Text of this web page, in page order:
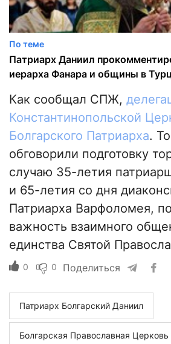
По теме
Патриарх Даниил
иерарха Фанара и общины в
Как сообщал СПЖ,
Константинопольской
Болгарского Патриарха.
обговорили подготовку
случаю 35-летия
и 65-летия со дня
Патриарха Варфоломея,
важность взаимного
единства Святой
0 0 Поделиться
Патриарх Болгарский Даниил
Болгарская Православная Церковь